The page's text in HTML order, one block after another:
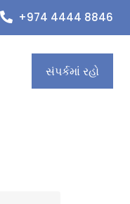
+974 4444 8846
સંપર્કમાં રહો